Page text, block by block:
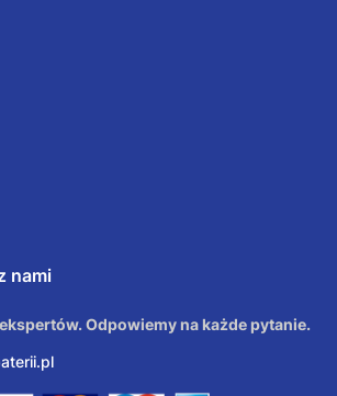
nami
Odpowiemy na każde pytanie.